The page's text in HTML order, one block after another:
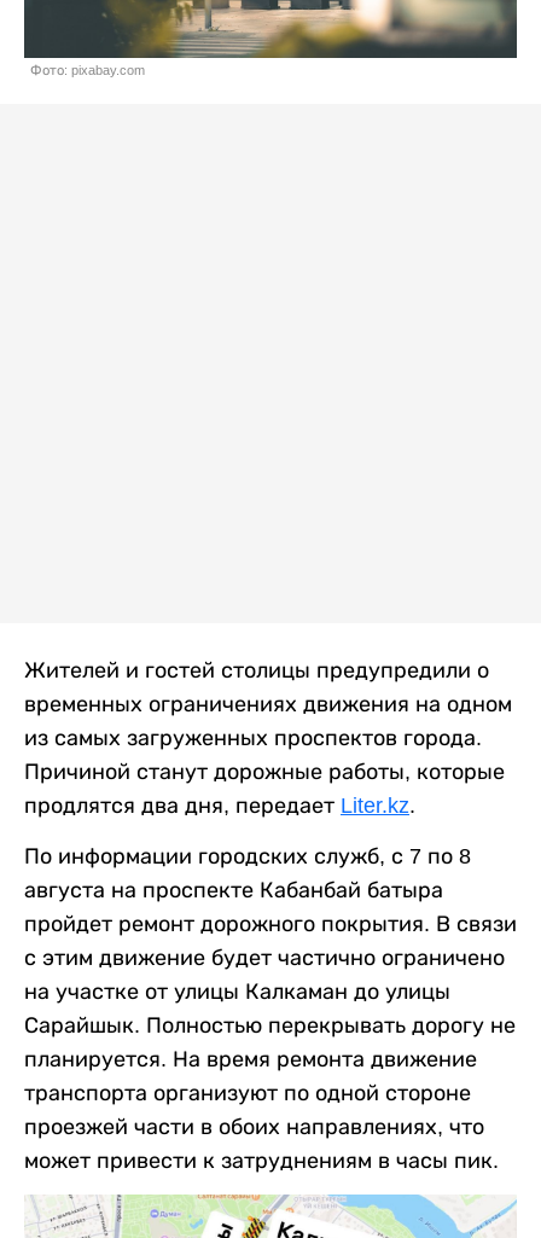
Фото: pixabay.com
Жителей и гостей столицы предупредили о
временных ограничениях движения на одном
из самых загруженных проспектов города.
Причиной станут дорожные работы, которые
продлятся два дня, передает Liter.kz.
По информации городских служб, с 7 по 8
августа на проспекте Кабанбай батыра
пройдет ремонт дорожного покрытия. В связи
с этим движение будет частично ограничено
на участке от улицы Калкаман до улицы
Сарайшык. Полностью перекрывать дорогу не
планируется. На время ремонта движение
транспорта организуют по одной стороне
проезжей части в обоих направлениях, что
может привести к затруднениям в часы пик.